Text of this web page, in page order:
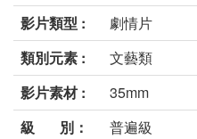
影片類型 :
劇情片
類別元素 :
文藝類
影片素材 :
35mm
級 別：
普遍級